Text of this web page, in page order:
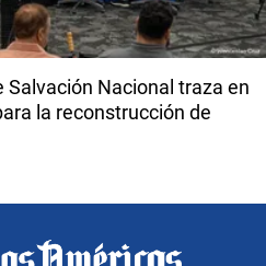
Salvación Nacional traza en
la reconstrucción de